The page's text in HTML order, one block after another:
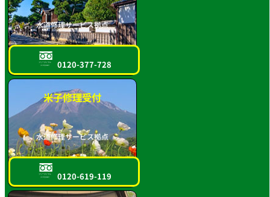
水道修理サービス拠点
フリーダイヤル
スマホOK!! 0120-377-728
米子修理受付
水道修理サービス拠点
フリーダイヤル
スマホOK!! 0120-619-119